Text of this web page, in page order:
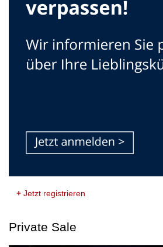
+Jetzt registrieren
Private Sale